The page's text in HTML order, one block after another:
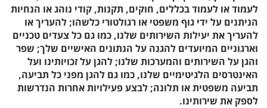
לעמוד או לעמוד בכללים, חוקים, תקנות, קודי נוהג או הנחיות
הניתנים על ידי גוף משפטי או רגולטורי כלשהו; להעריך או
להעריך את יעילות השירותים שלנו, כמו גם כל צעדים טכניים
וארגוניים המיועדים להגנה על הנתונים האישיים שלך; שפר
והגן על השירותים והמערכות שלנו; להגן על זכויותינו ועל
האינטרסים הלגיטימיים שלנו, כמו גם להגן מפני כל תביעה,
תביעה משפטית או תלונה; לבצע פעילויות אחרות הנדרשות
לספק את שירותינו.